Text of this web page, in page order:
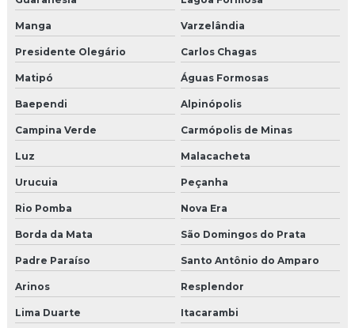
Manga Varzelândia
Presidente Olegário Carlos Chagas
Matipó Águas Formosas
Baependi Alpinópolis
Campina Verde Carmópolis de Minas
Luz Malacacheta
Urucuia Peçanha
Rio Pomba Nova Era
Borda da Mata São Domingos do Prata
Padre Paraíso Santo Antônio do Amparo
Arinos Resplendor
Lima Duarte Itacarambi